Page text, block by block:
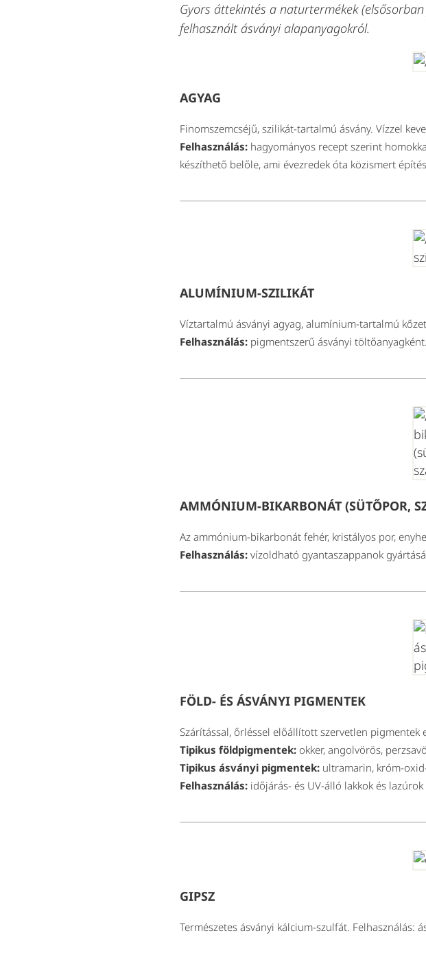
Gyors áttekintés a naturtermékek
felhasznált ásványi alapanyagokról.
AGYAG
Finomszemcséjű, szilikát-tartalmú ásvány. Vízzel
Felhasználás: hagyományos recept szerint
készíthető belőle, ami évezredek óta közismert
ALUMÍNIUM-SZILIKÁT
Víztartalmú ásványi agyag, alumínium-tartalmú
Felhasználás: pigmentszerű ásványi töltőanyagként.
AMMÓNIUM-BIKARBONÁT (SÜTŐPOR,
Az ammónium-bikarbonát fehér, kristályos por,
Felhasználás: vízoldható gyantaszappanok
FÖLD- ÉS ÁSVÁNYI PIGMENTEK
Szárítással, őrléssel előállított szervetlen pigmentek
Tipikus földpigmentek: okker, angolvörös,
Tipikus ásványi pigmentek: ultramarin, króm-
Felhasználás: időjárás- és UV-álló lakkok és lazúrok
GIPSZ
Természetes ásványi kálcium-szulfát. Felhasználás: